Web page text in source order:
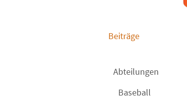
Beiträge
Abteilungen
Baseball